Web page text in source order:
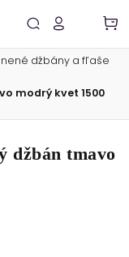
džbány a fľaše
modrý kvet 1500
džbán tmavo